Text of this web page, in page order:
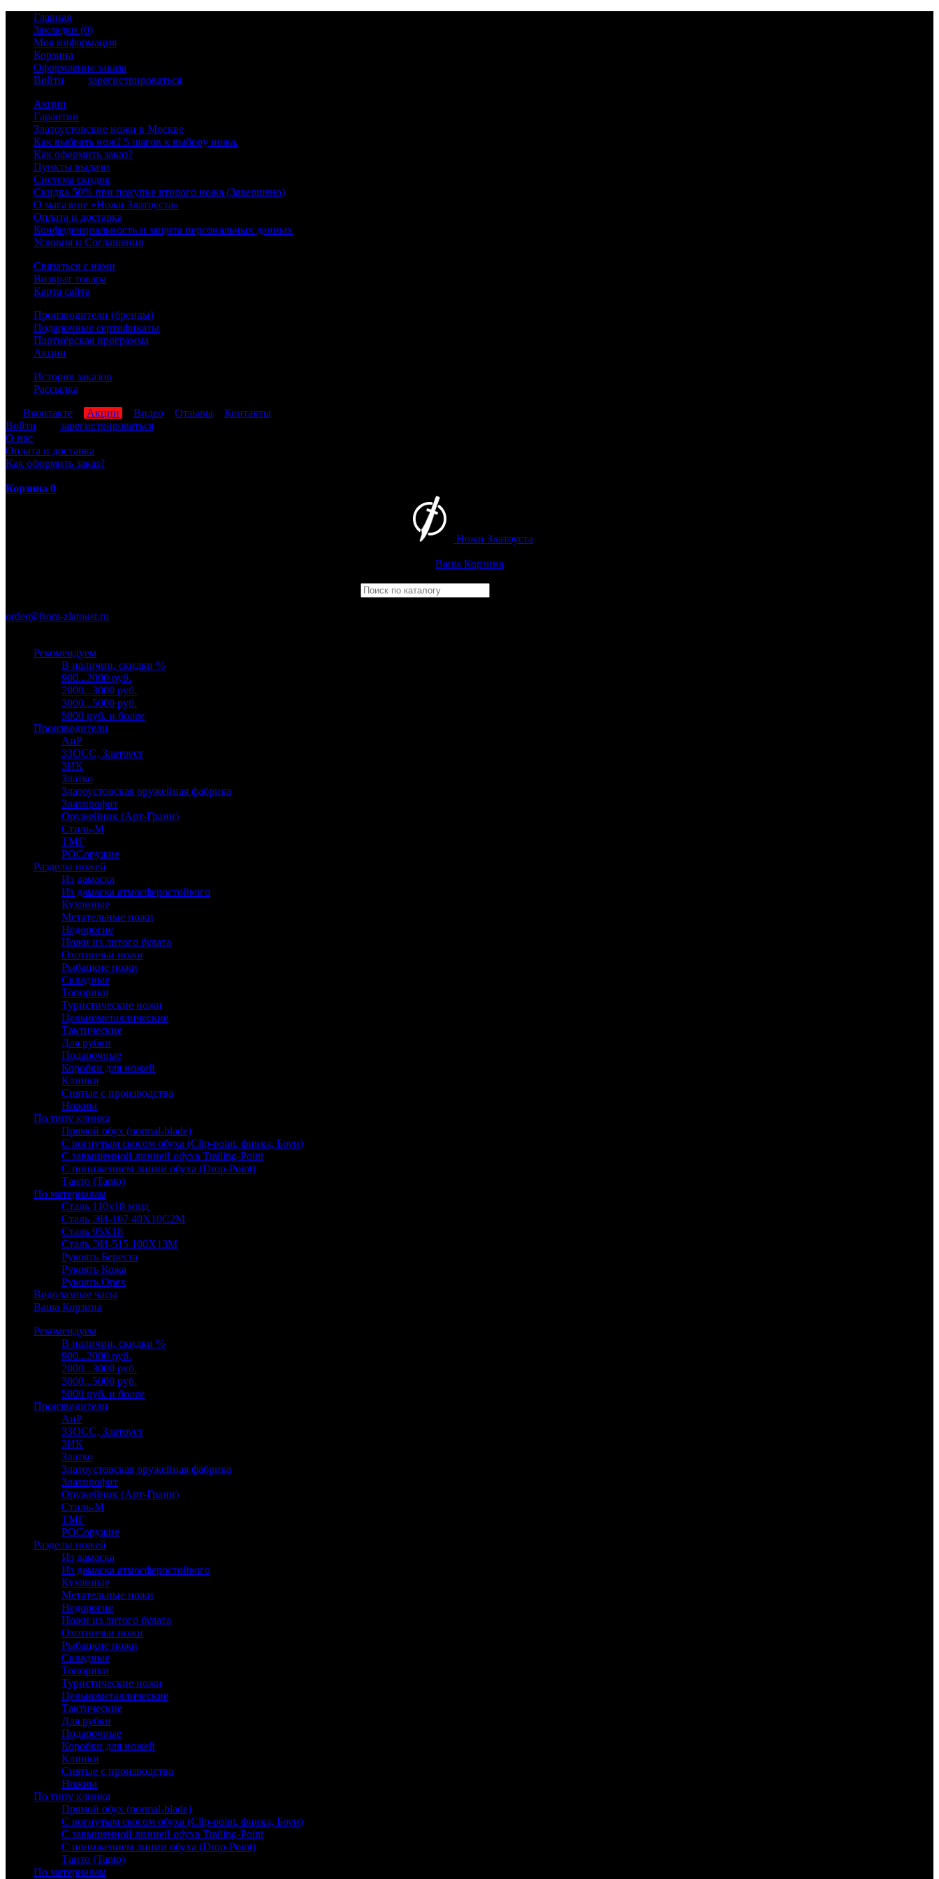
Главная
Закладки (0)
Моя информация
Корзина
Оформление заказа
Войти
зарегистрироваться
Акции
Гарантии
Златоустовские ножи в Москве
Как выбрать нож? 5 шагов к выбору ножа.
Как оформить заказ?
Пункты выдачи
Система скидок
Скидка 50% при покупке второго ножа (Завершено)
О магазине «Ножи Златоуста»
Оплата и доставка
Конфиденциальность и защита персональных данных
Условия и Соглашения
Связаться с нами
Возврат товара
Карта сайта
Производители (бренды)
Подарочные сертификаты
Партнёрская программа
Акции
История заказов
Рассылка
Вконтакте Акции Видео Отзывы
Контакты
Войти
зарегистрироваться
О нас
Оплата и доставка
Как оформить заказ?
Корзина 0
Ножи Златоуста
Ваша Корзина
order@from-zlatoust.ru
Рекомендуем
В наличии, скидки %
900...2000 руб.
2000...3000 руб.
3000...5000 руб.
5000 руб. и более
Производители
АиР
ЗЗОСС, Златоуст
ЗИК
Златко
Златоустовская оружейная фабрика
Златпрофит
Оружейник (Арт-Грани)
Стиль-М
ТМГ
РОСоружие
Разделы ножей
Из дамаска
Из дамаска атмосферостойкого
Кухонные
Метательные ножи
Недорогие
Ножи из литого булата
Охотничьи ножи
Рыбацкие ножи
Складные
Топорики
Туристические ножи
Цельнометаллические
Тактические
Для рубки
Подарочные
Коробки для ножей
Клинки
Снятые с производства
Ножны
По типу клинка
Прямой обух (normal-blade)
С вогнутым скосом обуха (Clip-point, финка, Боуи)
С завышенной линией обуха Trailing-Point
С понижением линии обуха (Drop-Point)
Танто (Tanto)
По материалам
Сталь 110х18 мшд
Сталь ЭИ-107 40Х10С2М
Сталь 95Х18
Сталь ЭИ-515 100Х13М
Рукоять Береста
Рукоять Кожа
Рукоять Орех
Водолазные часы
Ваша Корзина
Рекомендуем
В наличии, скидки %
900...2000 руб.
2000...3000 руб.
3000...5000 руб.
5000 руб. и более
Производители
АиР
ЗЗОСС, Златоуст
ЗИК
Златко
Златоустовская оружейная фабрика
Златпрофит
Оружейник (Арт-Грани)
Стиль-М
ТМГ
РОСоружие
Разделы ножей
Из дамаска
Из дамаска атмосферостойкого
Кухонные
Метательные ножи
Недорогие
Ножи из литого булата
Охотничьи ножи
Рыбацкие ножи
Складные
Топорики
Туристические ножи
Цельнометаллические
Тактические
Для рубки
Подарочные
Коробки для ножей
Клинки
Снятые с производства
Ножны
По типу клинка
Прямой обух (normal-blade)
С вогнутым скосом обуха (Clip-point, финка, Боуи)
С завышенной линией обуха Trailing-Point
С понижением линии обуха (Drop-Point)
Танто (Tanto)
По материалам